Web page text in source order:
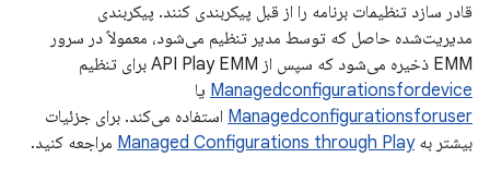
قادر سازد تنظیمات برنامه را از قبل پیکربندی کنند. پیکربندی
مدیریت‌شده حاصل که توسط مدیر تنظیم می‌شود، معمولاً در سرور
EMM ذخیره می‌شود که سپس از API Play EMM برای تنظیم
Managedconfigurationsfordevice یا
Managedconfigurationsforuser استفاده می‌کند. برای جزئیات
بیشتر بهManaged Configurations through Play مراجعه کنید.